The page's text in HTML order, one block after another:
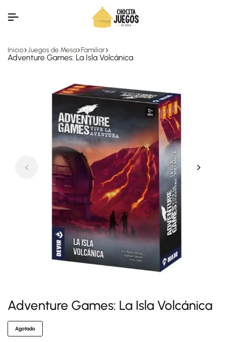
Inicio Juegos de Mesa Familiar
Adventure Games: La Isla Volcánica
Adventure Games: La Isla Volcánica
Agotado